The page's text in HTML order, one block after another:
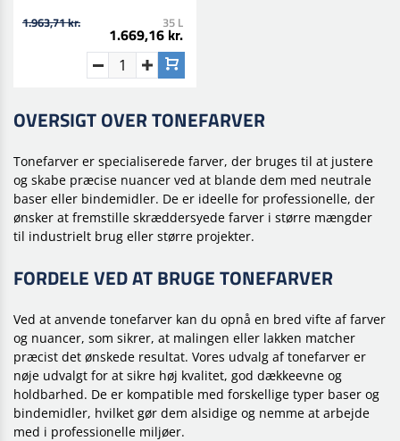
1.963,71 kr. 35 L
1.669,16 kr.
OVERSIGT OVER TONEFARVER
Tonefarver er specialiserede farver, der bruges til at justere
og skabe præcise nuancer ved at blande dem med neutrale
baser eller bindemidler. De er ideelle for professionelle, der
ønsker at fremstille skræddersyede farver i større mængder
til industrielt brug eller større projekter.
FORDELE VED AT BRUGE TONEFARVER
Ved at anvende tonefarver kan du opnå en bred vifte af farver
og nuancer, som sikrer, at malingen eller lakken matcher
præcist det ønskede resultat. Vores udvalg af tonefarver er
nøje udvalgt for at sikre høj kvalitet, god dækkeevne og
holdbarhed. De er kompatible med forskellige typer baser og
bindemidler, hvilket gør dem alsidige og nemme at arbejde
med i professionelle miljøer.